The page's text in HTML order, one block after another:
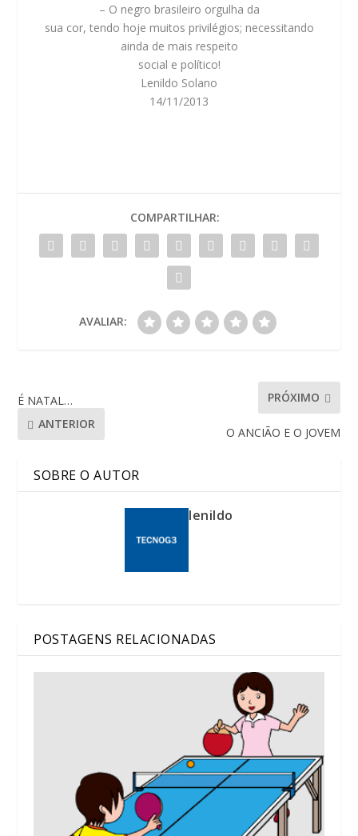
– O negro brasileiro orgulha da
sua cor, tendo hoje muitos privilégios; necessitando
ainda de mais respeito
social e político!
Lenildo Solano
14/11/2013
COMPARTILHAR:
AVALIAR:
É NATAL…
ANTERIOR
PRÓXIMO
O ANCIÃO E O JOVEM
SOBRE O AUTOR
lenildo
POSTAGENS RELACIONADAS